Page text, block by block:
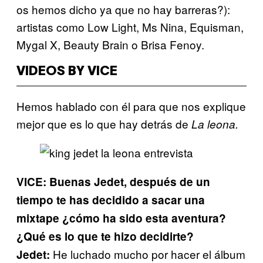
os hemos dicho ya que no hay barreras?):
artistas como Low Light, Ms Nina, Equisman,
Mygal X, Beauty Brain o Brisa Fenoy.
VIDEOS BY VICE
Hemos hablado con él para que nos explique
mejor que es lo que hay detrás de La leona.
VICE: Buenas Jedet, después de un
tiempo te has decidido a sacar una
mixtape ¿cómo ha sido esta aventura?
¿Qué es lo que te hizo decidirte?
Jedet: He luchado mucho por hacer el álbum